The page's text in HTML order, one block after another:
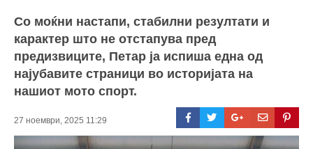
Со моќни настапи, стабилни резултати и
карактер што не отстапува пред
предизвиците, Петар ја испиша една од
најубавите страници во историјата на
нашиот мото спорт.
27 ноември, 2025 11:29